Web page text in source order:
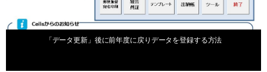
「データ更新」後に前年度に戻りデータを登録する方法
2025年4月1日